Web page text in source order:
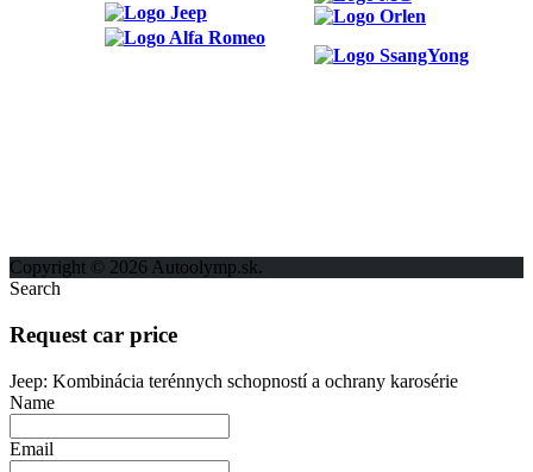
Copyright © 2026 Autoolymp.sk.
Search
Request car price
Jeep: Kombinácia terénnych schopností a ochrany karosérie
Name
Email